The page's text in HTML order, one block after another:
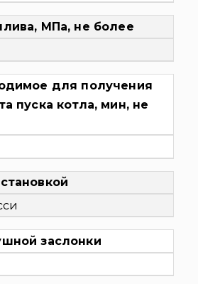
МПа, не более
для получения
пуска котла, мин, не
заслонки